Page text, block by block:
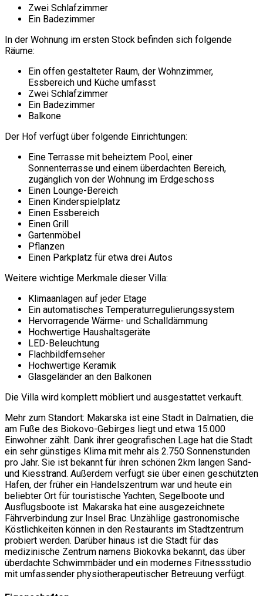
Zwei Schlafzimmer
Ein Badezimmer
In der Wohnung im ersten Stock befinden sich folgende
Räume:
Ein offen gestalteter Raum, der Wohnzimmer,
Essbereich und Küche umfasst
Zwei Schlafzimmer
Ein Badezimmer
Balkone
Der Hof verfügt über folgende Einrichtungen:
Eine Terrasse mit beheiztem Pool, einer
Sonnenterrasse und einem überdachten Bereich,
zugänglich von der Wohnung im Erdgeschoss
Einen Lounge-Bereich
Einen Kinderspielplatz
Einen Essbereich
Einen Grill
Gartenmöbel
Pflanzen
Einen Parkplatz für etwa drei Autos
Weitere wichtige Merkmale dieser Villa:
Klimaanlagen auf jeder Etage
Ein automatisches Temperaturregulierungssystem
Hervorragende Wärme- und Schalldämmung
Hochwertige Haushaltsgeräte
LED-Beleuchtung
Flachbildfernseher
Hochwertige Keramik
Glasgeländer an den Balkonen
Die Villa wird komplett möbliert und ausgestattet verkauft.
Mehr zum Standort: Makarska ist eine Stadt in Dalmatien, die
am Fuße des Biokovo-Gebirges liegt und etwa 15.000
Einwohner zählt. Dank ihrer geografischen Lage hat die Stadt
ein sehr günstiges Klima mit mehr als 2.750 Sonnenstunden
pro Jahr. Sie ist bekannt für ihren schönen 2km langen Sand-
und Kiesstrand. Außerdem verfügt sie über einen geschützten
Hafen, der früher ein Handelszentrum war und heute ein
beliebter Ort für touristische Yachten, Segelboote und
Ausflugsboote ist. Makarska hat eine ausgezeichnete
Fährverbindung zur Insel Brac. Unzählige gastronomische
Köstlichkeiten können in den Restaurants im Stadtzentrum
probiert werden. Darüber hinaus ist die Stadt für das
medizinische Zentrum namens Biokovka bekannt, das über
überdachte Schwimmbäder und ein modernes Fitnessstudio
mit umfassender physiotherapeutischer Betreuung verfügt.